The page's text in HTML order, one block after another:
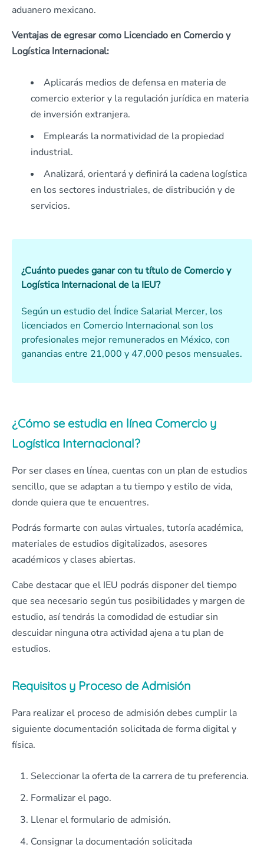
aduanero mexicano.
Ventajas de egresar como Licenciado en Comercio y
Logística Internacional:
Aplicarás medios de defensa en materia de
comercio exterior y la regulación jurídica en materia
de inversión extranjera.
Emplearás la normatividad de la propiedad
industrial.
Analizará, orientará y definirá la cadena logística
en los sectores industriales, de distribución y de
servicios.
¿Cuánto puedes ganar con tu título de Comercio y
Logística Internacional de la IEU?
Según un estudio del Índice Salarial Mercer, los
licenciados en Comercio Internacional son los
profesionales mejor remunerados en México, con
ganancias entre 21,000 y 47,000 pesos mensuales.
¿Cómo se estudia en línea Comercio y
Logística Internacional?
Por ser clases en línea, cuentas con un plan de estudios
sencillo, que se adaptan a tu tiempo y estilo de vida,
donde quiera que te encuentres.
Podrás formarte con aulas virtuales, tutoría académica,
materiales de estudios digitalizados, asesores
académicos y clases abiertas.
Cabe destacar que el IEU podrás disponer del tiempo
que sea necesario según tus posibilidades y margen de
estudio, así tendrás la comodidad de estudiar sin
descuidar ninguna otra actividad ajena a tu plan de
estudios.
Requisitos y Proceso de Admisión
Para realizar el proceso de admisión debes cumplir la
siguiente documentación solicitada de forma digital y
física.
Seleccionar la oferta de la carrera de tu preferencia.
Formalizar el pago.
Llenar el formulario de admisión.
Consignar la documentación solicitada